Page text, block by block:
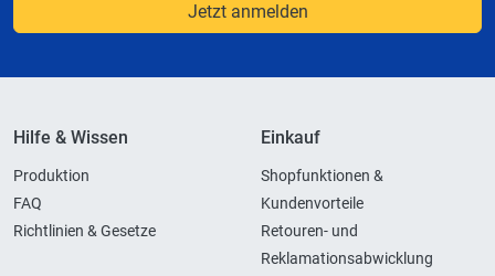
Jetzt anmelden
Hilfe & Wissen
Produktion
FAQ
Richtlinien & Gesetze
Einkauf
Shopfunktionen &
Kundenvorteile
Retouren- und
Reklamationsabwicklung